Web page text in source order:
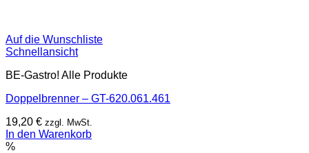
Auf die Wunschliste
Schnellansicht
BE-Gastro! Alle Produkte
Doppelbrenner – GT-620.061.461
19,20 € zzgl. MwSt.
In den Warenkorb
%